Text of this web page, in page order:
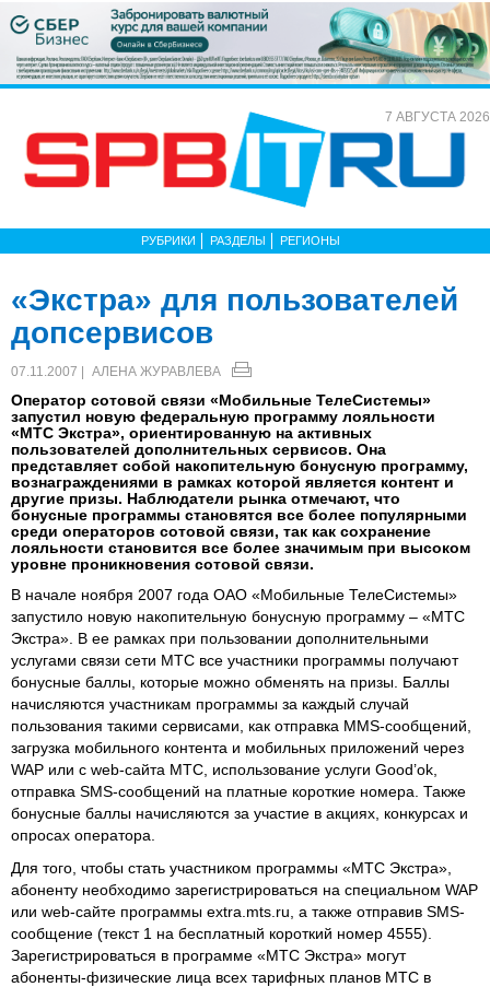
7 АВГУСТА 2026
РУБРИКИ РАЗДЕЛЫ РЕГИОНЫ
«Экстра» для пользователей
допсервисов
07.11.2007 | АЛЕНА ЖУРАВЛЕВА
Оператор сотовой связи «Мобильные ТелеСистемы»
запустил новую федеральную программу лояльности
«МТС Экстра», ориентированную на активных
пользователей дополнительных сервисов. Она
представляет собой накопительную бонусную программу,
вознаграждениями в рамках которой является контент и
другие призы. Наблюдатели рынка отмечают, что
бонусные программы становятся все более популярными
среди операторов сотовой связи, так как сохранение
лояльности становится все более значимым при высоком
уровне проникновения сотовой связи.
В начале ноября 2007 года ОАО «Мобильные ТелеСистемы»
запустило новую накопительную бонусную программу – «МТС
Экстра». В ее рамках при пользовании дополнительными
услугами связи сети МТС все участники программы получают
бонусные баллы, которые можно обменять на призы. Баллы
начисляются участникам программы за каждый случай
пользования такими сервисами, как отправка MMS-сообщений,
загрузка мобильного контента и мобильных приложений через
WAP или с web-сайта МТС, использование услуги Good’ok,
отправка SMS-сообщений на платные короткие номера. Также
бонусные баллы начисляются за участие в акциях, конкурсах и
опросах оператора.
Для того, чтобы стать участником программы «МТС Экстра»,
абоненту необходимо зарегистрироваться на специальном WAP
или web-сайте программы extra.mts.ru, а также отправив SMS-
сообщение (текст 1 на бесплатный короткий номер 4555).
Зарегистрироваться в программе «МТС Экстра» могут
абоненты-физические лица всех тарифных планов МТС в